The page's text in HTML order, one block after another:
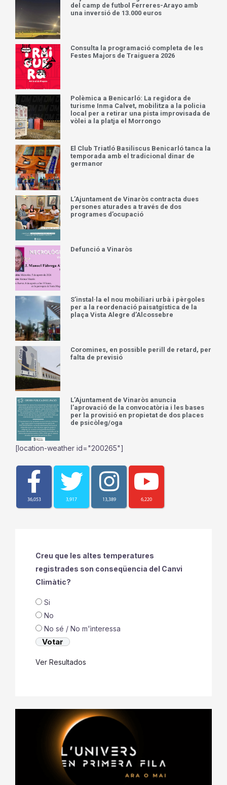
del camp de futbol Ferreres-Arayo amb
una inversió de 13.000 euros
Consulta la programació completa de les
Festes Majors de Traiguera 2026
Polèmica a Benicarló: La regidora de
turisme Inma Calvet, mobilitza a la policia
local per a retirar una pista improvisada de
vòlei a la platja el Morrongo
El Club Triatló Basiliscus Benicarló tanca la
temporada amb el tradicional dinar de
germanor
L’Ajuntament de Vinaròs contracta dues
persones aturades a través de dos
programes d’ocupació
Defunció a Vinaròs
S’instal·la el nou mobiliari urbà i pèrgoles
per a la reordenació paisatgística de la
plaça Vista Alegre d’Alcossebre
Coromines, en possible perill de retard, per
falta de previsió
L’Ajuntament de Vinaròs anuncia
l’aprovació de la convocatòria i les bases
per la provisió en propietat de dos places
de psicòleg/oga
[location-weather id="200265"]
36,053 3,917 13,389 6,220
Creu que les altes temperatures
registrades son conseqüencia del Canvi
Climàtic?
Si
No
No sé / No m'ìnteressa
Ver Resultados